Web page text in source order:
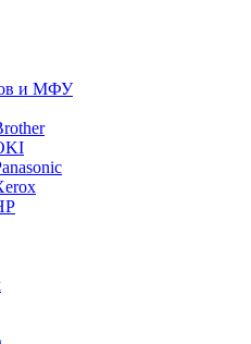
и МФУ